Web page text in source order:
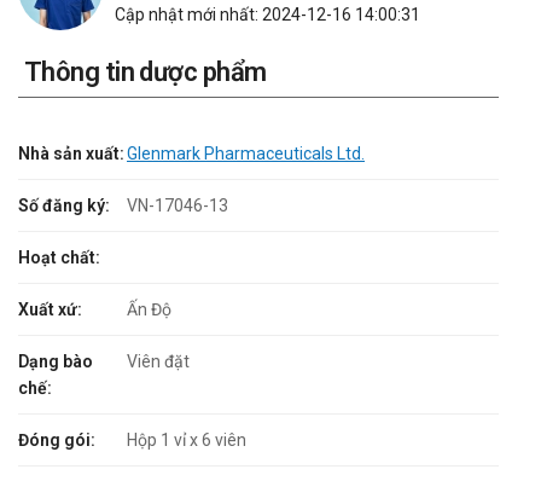
Cập nhật mới nhất: 2024-12-16 14:00:31
Thông tin dược phẩm
Nhà sản xuất:Glenmark Pharmaceuticals Ltd.
Số đăng ký: VN-17046-13
Hoạt chất:
Xuất xứ: Ấn Độ
Dạng bào
chế:
Viên đặt
Đóng gói: Hộp 1 vỉ x 6 viên